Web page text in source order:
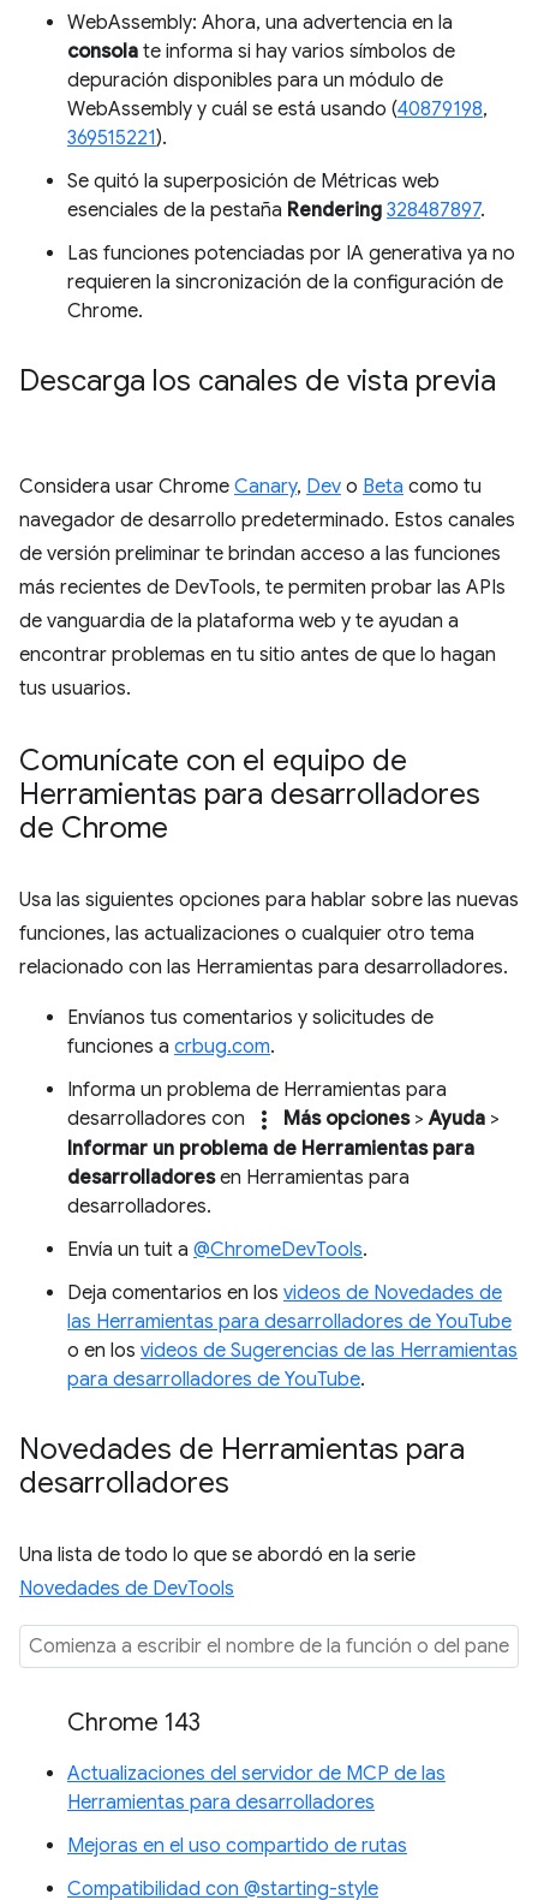
WebAssembly: Ahora, una advertencia en la
consola te informa si hay varios símbolos de
depuración disponibles para un módulo de
WebAssembly y cuál se está usando (40879198,
369515221).
Se quitó la superposición de Métricas web
esenciales de la pestaña Rendering 328487897.
Las funciones potenciadas por IA generativa ya no
requieren la sincronización de la configuración de
Chrome.
Descarga los canales de vista previa
Considera usar Chrome Canary, Dev o Beta como tu
navegador de desarrollo predeterminado. Estos canales
de versión preliminar te brindan acceso a las funciones
más recientes de DevTools, te permiten probar las APIs
de vanguardia de la plataforma web y te ayudan a
encontrar problemas en tu sitio antes de que lo hagan
tus usuarios.
Comunícate con el equipo de
Herramientas para desarrolladores
de Chrome
Usa las siguientes opciones para hablar sobre las nuevas
funciones, las actualizaciones o cualquier otro tema
relacionado con las Herramientas para desarrolladores.
Envíanos tus comentarios y solicitudes de
funciones a crbug.com.
Informa un problema de Herramientas para
desarrolladores con
more_vert Más opciones>Ayuda >
Informar un problema de Herramientas para
desarrolladoresen Herramientas para
desarrolladores.
Envía un tuit a @ChromeDevTools.
Deja comentarios en los videos de Novedades de
las Herramientas para desarrolladores de YouTube
o en los videos de Sugerencias de las Herramientas
para desarrolladores de YouTube.
Novedades de Herramientas para
desarrolladores
Una lista de todo lo que se abordó en la serie
Novedades de DevTools
Chrome 143
Actualizaciones del servidor de MCP de las
Herramientas para desarrolladores
Mejoras en el uso compartido de rutas
Compatibilidad con @starting-style